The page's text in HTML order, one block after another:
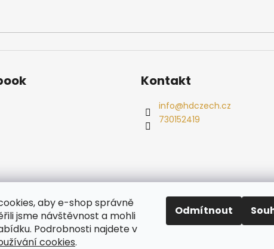
aby e-shop správně
jsme návštěvnost a mohli
Podrobnosti najdete v
cookies.
Odmítnout
Kontakt
info@hdczech.cz
730152419
Ochrana osobních údajů Dřevěné sauny Odstoupení od
Radiátory